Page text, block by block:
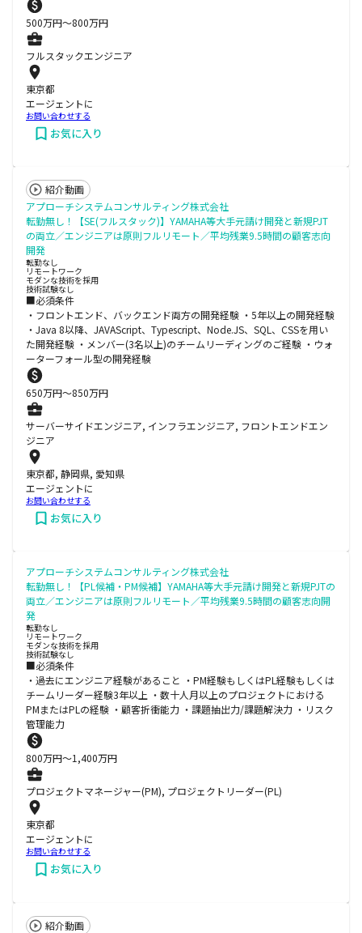
500万円〜800万円
フルスタックエンジニア
東京都
エージェントに
お問い合わせする
お気に入り
紹介動画
アプローチシステムコンサルティング株式会社
転勤無し！【SE(フルスタック)】YAMAHA等大手元請け開発と新規PJT
の両立／エンジニアは原則フルリモート／平均残業9.5時間の顧客志向
開発
転勤なし
リモートワーク
モダンな技術を採用
技術試験なし
■必須条件
・フロントエンド、バックエンド両方の開発経験 ・5年以上の開発経験
・Java 8以降、JAVAScript、Typescript、Node.JS、SQL、CSSを用い
た開発経験 ・メンバー(3名以上)のチームリーディングのご経験 ・ウォ
ーターフォール型の開発経験
650万円〜850万円
サーバーサイドエンジニア, インフラエンジニア, フロントエンドエン
ジニア
東京都, 静岡県, 愛知県
エージェントに
お問い合わせする
お気に入り
アプローチシステムコンサルティング株式会社
転勤無し！【PL候補・PM候補】YAMAHA等大手元請け開発と新規PJTの
両立／エンジニアは原則フルリモート／平均残業9.5時間の顧客志向開
発
転勤なし
リモートワーク
モダンな技術を採用
技術試験なし
■必須条件
・過去にエンジニア経験があること ・PM経験もしくはPL経験もしくは
チームリーダー経験3年以上 ・数十人月以上のプロジェクトにおける
PMまたはPLの経験 ・顧客折衝能力 ・課題抽出力/課題解決力 ・リスク
管理能力
800万円〜1,400万円
プロジェクトマネージャー(PM), プロジェクトリーダー(PL)
東京都
エージェントに
お問い合わせする
お気に入り
紹介動画